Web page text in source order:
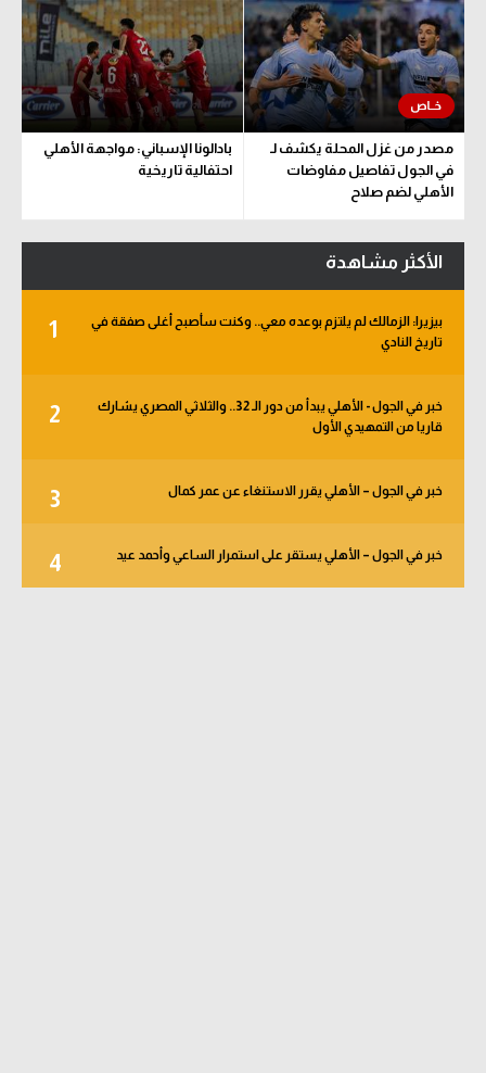
مصدر من غزل المحلة يكشف لـ
في الجول تفاصيل مفاوضات
الأهلي لضم صلاح
بادالونا الإسباني: مواجهة الأهلي
احتفالية تاريخية
الأكثر مشاهدة
1
بيزيرا: الزمالك لم يلتزم بوعده معي.. وكنت سأصبح أغلى صفقة في
تاريخ النادي
2
خبر في الجول - الأهلي يبدأ من دور الـ 32.. والثلاثي المصري يشارك
قاريا من التمهيدي الأول
3 خبر في الجول – الأهلي يقرر الاستنغاء عن عمر كمال
4 خبر في الجول – الأهلي يستقر على استمرار الساعي وأحمد عيد